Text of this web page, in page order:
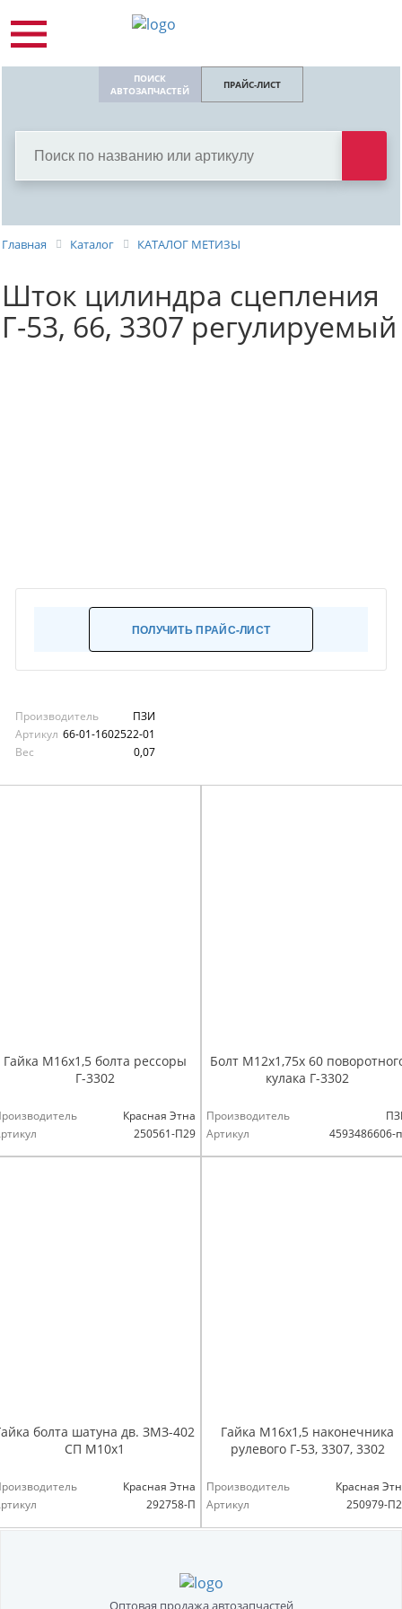
ПОИСК
АВТОЗАПЧАСТЕЙ
ПРАЙС-ЛИСТ
Главная Каталог КАТАЛОГ МЕТИЗЫ
Шток цилиндра сцепления
Г-53, 66, 3307 регулируемый
ПОЛУЧИТЬ ПРАЙС-ЛИСТ
Производитель
ПЗИ
Артикул 66-01-1602522-01
Вес
0,07
Гайка М16х1,5 болта рессоры
Г-3302
Красная Этна
250561-П29
Болт М12х1,75х 60
кулака Г-3302
Производитель
Артикул
4593486606-
болта шатуна дв. ЗМЗ-402
СП М10х1
Красная Этна
292758-П
Гайка М16х1,5 наконечника
рулевого Г-53, 3307, 3302
Производитель
Красная
Артикул
250979-
Оптовая продажа автозапчастей